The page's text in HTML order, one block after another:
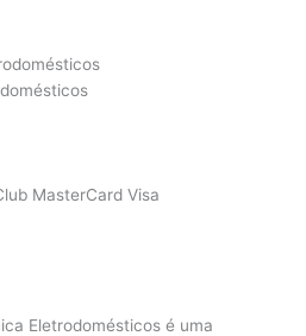
MasterCard Visa
Eletrodomésticos é uma